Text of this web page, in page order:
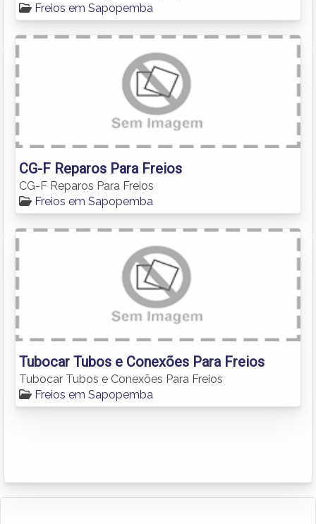
Freios em Sapopemba
CG-F Reparos Para Freios
CG-F Reparos Para Freios
Freios em Sapopemba
Tubocar Tubos e Conexões Para Freios
Tubocar Tubos e Conexões Para Freios
Freios em Sapopemba